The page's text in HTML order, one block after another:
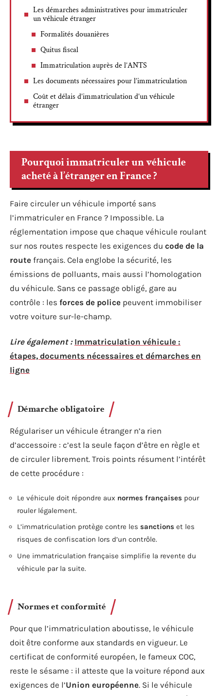
Les démarches administratives pour immatriculer
un véhicule étranger
Formalités douanières
Quitus fiscal
Immatriculation auprès de l’ANTS
Les documents nécessaires pour l’immatriculation
Coût et délais d’immatriculation d’un véhicule
étranger
Pourquoi immatriculer un véhicule
acheté à l’étranger en France ?
Faire circuler un véhicule importé sans
l’immatriculer en France ? Impossible. La
réglementation impose que chaque véhicule roulant
sur nos routes respecte les exigences du code de la
route français. Cela englobe la sécurité, les
émissions de polluants, mais aussi l’homologation
du véhicule. Sans ce passage obligé, gare au
contrôle : les forces de police peuvent immobiliser
votre voiture sur-le-champ.
Lire également : Immatriculation véhicule :
étapes, documents nécessaires et démarches en
ligne
Démarche obligatoire
Régulariser un véhicule étranger n’a rien
d’accessoire : c’est la seule façon d’être en règle et
de circuler librement. Trois points résument l’intérêt
de cette procédure :
Le véhicule doit répondre aux normes françaises pour
rouler légalement.
L’immatriculation protège contre les sanctions et les
risques de confiscation lors d’un contrôle.
Une immatriculation française simplifie la revente du
véhicule par la suite.
Normes et conformité
Pour que l’immatriculation aboutisse, le véhicule
doit être conforme aux standards en vigueur. Le
certificat de conformité européen, le fameux COC,
reste le sésame : il atteste que la voiture répond aux
exigences de l’Union européenne. Si le véhicule